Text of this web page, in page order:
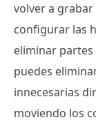
volver a grabar
configurar las
eliminar partes
puedes
innecesarias
moviendo los